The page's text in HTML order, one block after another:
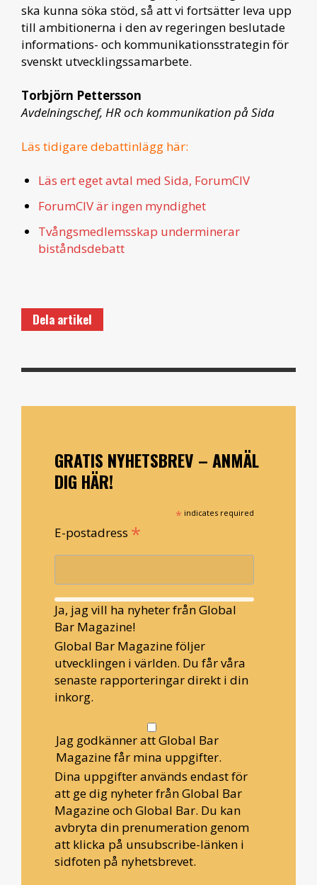
ska kunna söka stöd, så att vi fortsätter leva upp
till ambitionerna i den av regeringen beslutade
informations- och kommunikationsstrategin för
svenskt utvecklingssamarbete.
Torbjörn Pettersson
Avdelningschef, HR och kommunikation på Sida
Läs tidigare debattinlägg här:
Läs ert eget avtal med Sida, ForumCIV
ForumCIV är ingen myndighet
Tvångsmedlemsskap underminerar
biståndsdebatt
Dela artikel
GRATIS NYHETSBREV – ANMÄL
DIG HÄR!
* indicates required
E-postadress *
Ja, jag vill ha nyheter från Global
Bar Magazine!
Global Bar Magazine följer
utvecklingen i världen. Du får våra
senaste rapporteringar direkt i din
inkorg.
Jag godkänner att Global Bar
Magazine får mina uppgifter.
Dina uppgifter används endast för
att ge dig nyheter från Global Bar
Magazine och Global Bar. Du kan
avbryta din prenumeration genom
att klicka på unsubscribe-länken i
sidfoten på nyhetsbrevet.